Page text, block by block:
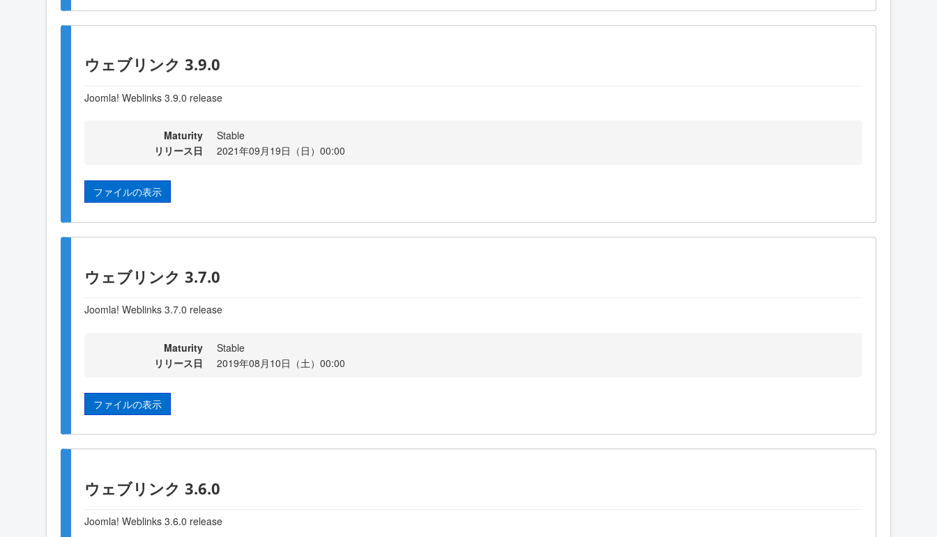
ウェブリンク 3.9.0
Joomla! Weblinks 3.9.0 release
Maturity
Stable
リリース日
2021年09月19日（日）00:00
ファイルの表示
ウェブリンク 3.7.0
Joomla! Weblinks 3.7.0 release
Maturity
Stable
リリース日
2019年08月10日（土）00:00
ファイルの表示
ウェブリンク 3.6.0
Joomla! Weblinks 3.6.0 release